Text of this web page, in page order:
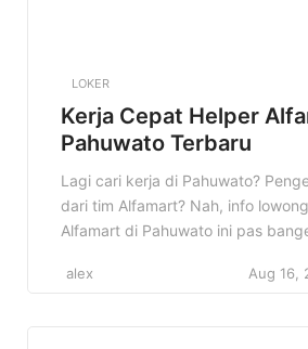
LOKER
Kerja Cepat Helper
Pahuwato Terbaru
Lagi cari kerja di Pahuwato?
dari tim Alfamart? Nah, info
Alfamart di Pahuwato ini pas
jaringan minimarket terbesar di
alex Aug 16,